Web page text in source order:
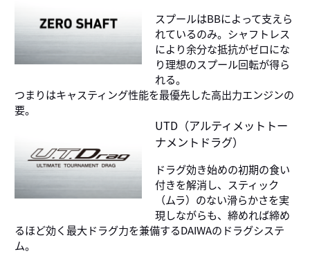
スプールはBBによって支えら
れているのみ。シャフトレス
により余分な抵抗がゼロにな
り理想のスプール回転が得ら
れる。
つまりはキャスティング性能を最優先した高出力エンジンの
要。
UTD（アルティメットトー
ナメントドラグ）
ドラグ効き始めの初期の食い
付きを解消し、スティック
（ムラ）のない滑らかさを実
現しながらも、締めれば締め
るほど効く最大ドラグ力を兼備するDAIWAのドラグシステ
ム。